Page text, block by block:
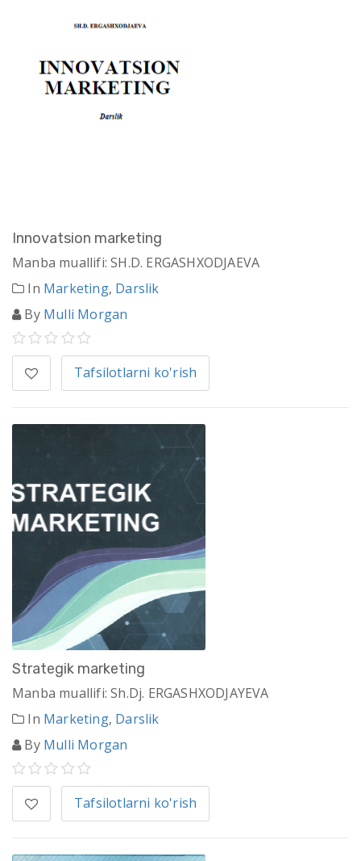
Innovatsion marketing
Manba muallifi: SH.D. ERGASHXODJAEVA
In Marketing, Darslik
By Mulli Morgan
Tafsilotlarni ko'rish
Strategik marketing
Manba muallifi: Sh.Dj. ERGASHXODJAYEVA
In Marketing, Darslik
By Mulli Morgan
Tafsilotlarni ko'rish